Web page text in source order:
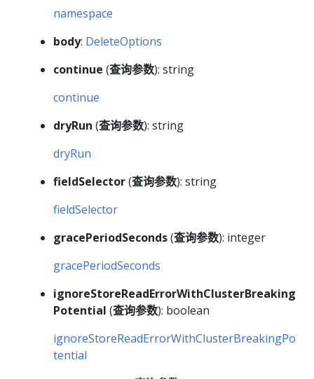
namespace
body: DeleteOptions
continue (查询参数): string
continue
dryRun (查询参数): string
dryRun
fieldSelector(查询参数): string
fieldSelector
gracePeriodSeconds(查询参数): integer
gracePeriodSeconds
ignoreStoreReadErrorWithClusterBreaking
Potential (查询参数): boolean
ignoreStoreReadErrorWithClusterBreakingPo
tential